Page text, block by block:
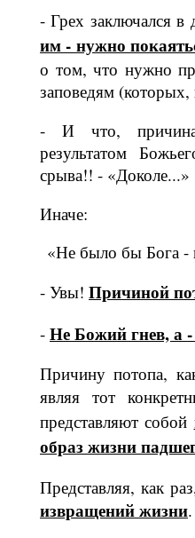
- Грех заключался
им - нужно
о том, что нужно
заповедям
- И что,
результатом
срыва!! - «Доколе...»
Иначе:
«Не было бы Бога -
- Увы! Причиной
- Не Божий гнев, а
Причину потопа,
являя тот
представляют собой
образ жизни
Представляя, как
извращений жизни.